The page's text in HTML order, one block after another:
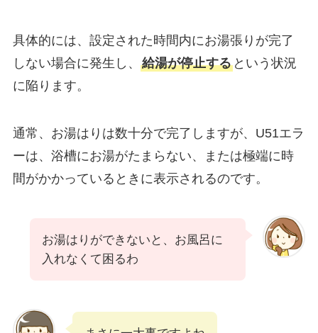
具体的には、設定された時間内にお湯張りが完了
しない場合に発生し、 給湯が停止するという状況
に陥ります。
通常、お湯はりは数十分で完了しますが、U51エラ
ーは、浴槽にお湯がたまらない、または極端に時
間がかかっているときに表示されるのです。
お湯はりができないと、お風呂に
入れなくて困るわ